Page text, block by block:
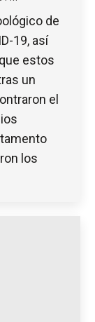
de
19, así
estos
un
el
los